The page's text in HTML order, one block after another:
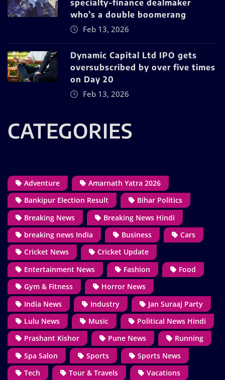
specialty-finance dealmaker
who’s a double boomerang
Feb 13, 2026
Dynamic Capital Ltd IPO gets
oversubscribed by over five times
on Day 20
Feb 13, 2026
CATEGORIES
Adventure
Amarnath Yatra 2026
Bankipur Election Result
Bihar Politics
Breaking News
Breaking News Hindi
breaking news India
Business
Cars
Cricket News
Cricket Update
Entertainment News
Fashion
Food
Gym & Fitness
Horror News
India News
Industry
Jan Suraaj Party
Lulu News
Music
Political News Hindi
Prashant Kishor
Pune News
Running
Spa Salon
Sports
Sports News
Tech
Tour & Travels
Vacations